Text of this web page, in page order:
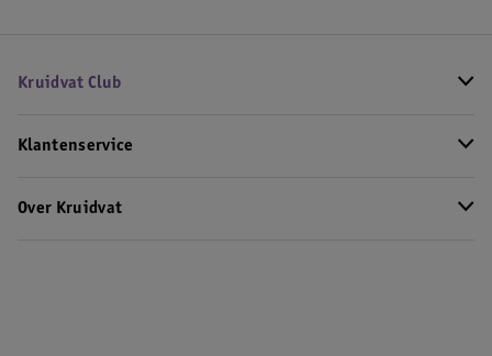
Kruidvat Club
Klantenservice
Over Kruidvat